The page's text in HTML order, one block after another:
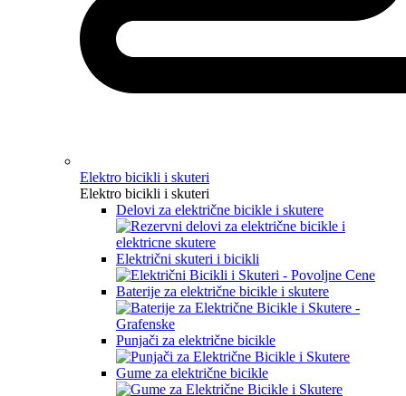
Elektro bicikli i skuteri
Elektro bicikli i skuteri
Delovi za električne bicikle i skutere
Električni skuteri i bicikli
Baterije za električne bicikle i skutere
Punjači za električne bicikle
Gume za električne bicikle